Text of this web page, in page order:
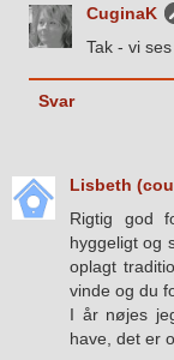
CuginaK
Tak - vi
Svar
Lisbeth
Rigtig god
hyggeligt og
oplagt
vinde og du
I år nøjes
have, det er